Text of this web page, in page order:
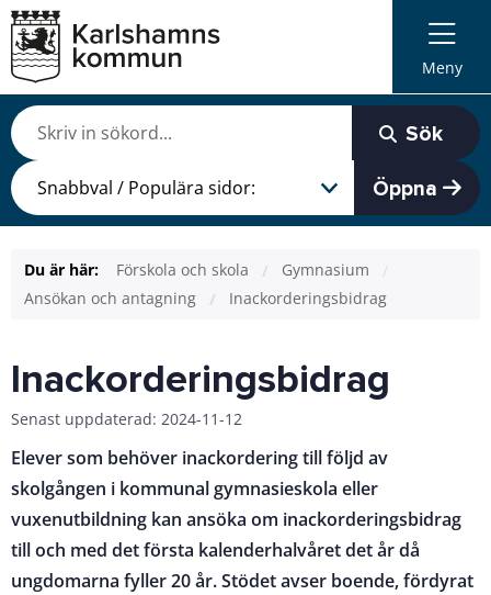
Meny
Sök
Öppna
Du är här: Förskola och skola
Gymnasium
Ansökan och antagning
Inackorderingsbidrag
Inackorderingsbidrag
Senast uppdaterad: 2024-11-12
Elever som behöver inackordering till följd av
skolgången i kommunal gymnasieskola eller
vuxenutbildning kan ansöka om inackorderingsbidrag
till och med det första kalenderhalvåret det år då
ungdomarna fyller 20 år. Stödet avser boende, fördyrat